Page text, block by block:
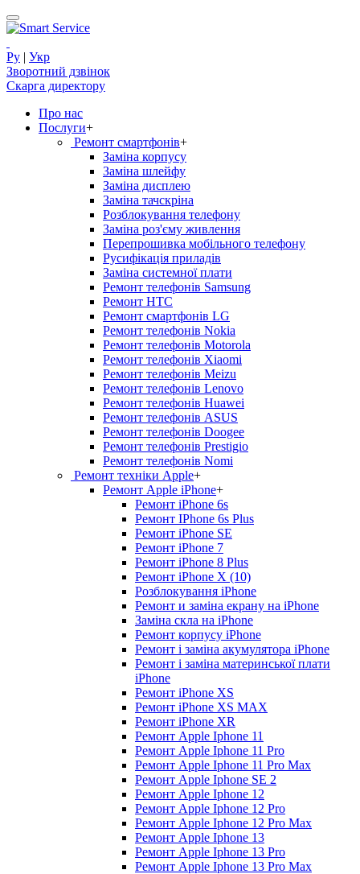
Ру | Укр
Зворотний дзвінок
Скарга директору
Про нас
Послуги+
Ремонт смартфонів+
Заміна корпусу
Заміна шлейфу
Заміна дисплею
Заміна тачскріна
Розблокування телефону
Заміна роз'єму живлення
Перепрошивка мобільного телефону
Русифікація приладів
Заміна системної плати
Ремонт телефонів Samsung
Ремонт HTC
Ремонт смартфонів LG
Ремонт телефонів Nokia
Ремонт телефонів Motorola
Ремонт телефонів Xiaomi
Ремонт телефонів Meizu
Ремонт телефонів Lenovo
Ремонт телефонів Huawei
Ремонт телефонів ASUS
Ремонт телефонів Doogee
Ремонт телефонів Prestigio
Ремонт телефонів Nomi
Ремонт техніки Apple+
Ремонт Apple iPhone+
Ремонт iPhone 6s
Ремонт IPhone 6s Plus
Ремонт iPhone SE
Ремонт iPhone 7
Ремонт iPhone 8 Plus
Ремонт iPhone X (10)
Розблокування iPhone
Ремонт и заміна екрану на iPhone
Заміна скла на iPhone
Ремонт корпусу iPhone
Ремонт і заміна акумулятора iPhone
Ремонт і заміна материнської плати
iPhone
Ремонт iPhone XS
Ремонт iPhone XS MAX
Ремонт iPhone XR
Ремонт Apple Iphone 11
Ремонт Apple Iphone 11 Pro
Ремонт Apple Iphone 11 Pro Max
Ремонт Apple Iphone SE 2
Ремонт Apple Iphone 12
Ремонт Apple Iphone 12 Pro
Ремонт Apple Iphone 12 Pro Max
Ремонт Apple Iphone 13
Ремонт Apple Iphone 13 Pro
Ремонт Apple Iphone 13 Pro Max